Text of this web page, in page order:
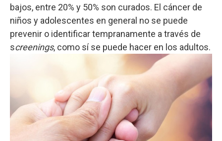
bajos, entre 20% y 50% son curados. El cáncer de
niños y adolescentes en general no se puede
prevenir o identificar tempranamente a través de
screenings, como sí se puede hacer en los adultos.